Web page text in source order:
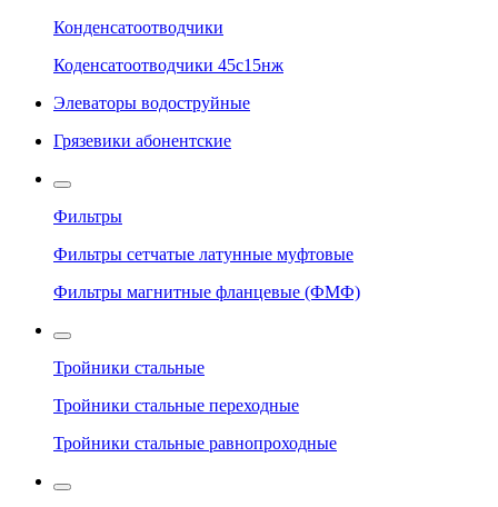
Конденсатоотводчики
Коденсатоотводчики 45с15нж
Элеваторы водоструйные
Грязевики абонентские
Фильтры
Фильтры сетчатые латунные муфтовые
Фильтры магнитные фланцевые (ФМФ)
Тройники стальные
Тройники стальные переходные
Тройники стальные равнопроходные